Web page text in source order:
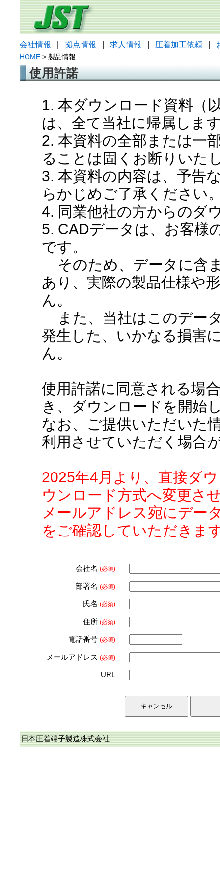
会社情報 拠点情報 求人情報 圧着加工依頼
HOME > 製品情報
使用許諾
1. 本ダウンロード資料（
は、全て当社に帰属しま
2. 本資料の全部または一
ることは固くお断りいた
3. 本資料の内容は、予告
らかじめご了承ください
4. 同業他社の方からのダ
5. CADデータは、お客様
です。
そのため、データに含
あり、実際の製品仕様や
ん。
また、当社はこのデー
発生した、いかなる損害
ん。
使用許諾に同意される場
き、ダウンロードを開始
なお、ご提供いただいた
利用させていただく場合
2025年4月より、直接ダ
ウンロード方式へ変更さ
メールアドレス宛にデー
をご確認していただきま
会社名 (必須)
部署名 (必須)
氏名 (必須)
住所 (必須)
電話番号 (必須)
メールアドレス (必須)
URL
日本圧着端子製造株式会社